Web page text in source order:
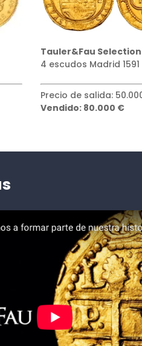
Tauler&Fau Selection
Doble excelente Toledo
Precio de salida:
Vendido: 30.000 €